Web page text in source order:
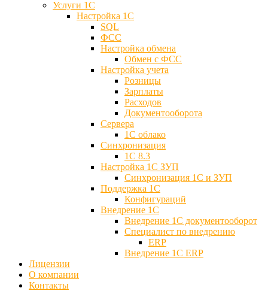
Услуги 1С
Настройка 1С
SQL
ФСС
Настройка обмена
Обмен с ФСС
Настройка учета
Розницы
Зарплаты
Расходов
Документооборота
Сервера
1С облако
Синхронизация
1С 8.3
Настройка 1С ЗУП
Синхронизация 1С и ЗУП
Поддержка 1С
Конфигураций
Внедрение 1С
Внедрение 1С документооборот
Специалист по внедрению
ERP
Внедрение 1С ERP
Лицензии
О компании
Контакты